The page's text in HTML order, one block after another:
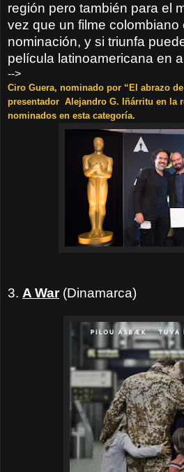
región pero también para el
vez que un filme colombiano
nominación, y si triunfa
película latinoamericana en
-->
Ciro Guera, nominado por “El abrazo
presentador Alejandro G. Iñárritu en la
nominados en esta categoría.
3. A War(Dinamarca)